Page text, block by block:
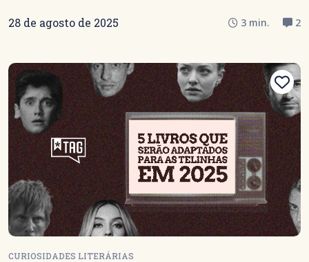
28 de agosto de 2025 3 min. 2
CURIOSIDADES LITERÁRIAS